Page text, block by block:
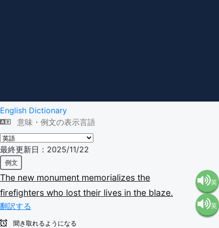
English Dictionary
意味・例文の表示言語
最終更新日：2025/11/22
例文
The new monument memorializes the
firefighters who lost their lives in the blaze.
翻訳する
英
語（米
英
聞き取れるようになる